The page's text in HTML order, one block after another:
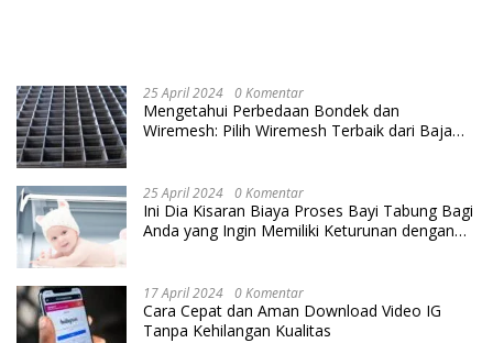
25 April 2024 0 Komentar
Mengetahui Perbedaan Bondek dan
Wiremesh: Pilih Wiremesh Terbaik dari Baja
25 April 2024 0 Komentar
Ini Dia Kisaran Biaya Proses Bayi Tabung Bagi
Anda yang Ingin Memiliki Keturunan dengan
17 April 2024 0 Komentar
Cara Cepat dan Aman Download Video IG
Tanpa Kehilangan Kualitas